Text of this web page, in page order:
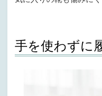
手を使わずに